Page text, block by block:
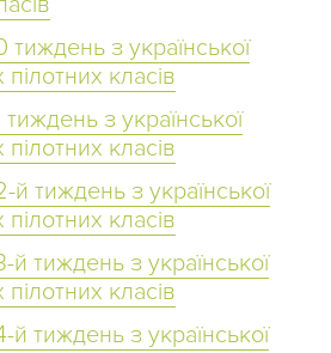
з української
класів
з української
класів
й тиждень з української
класів
й тиждень з української
класів
й тиждень з української